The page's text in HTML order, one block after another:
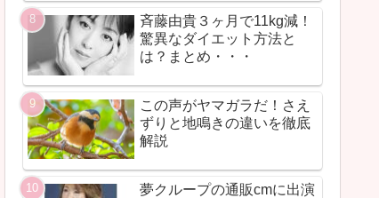
斉藤由貴３ヶ月で11kg減！
驚異なダイエット方法と
は？まとめ・・・
この声がヤマガラだ！さえ
ずりと地鳴きの違いを徹底
解説
夢クループの通販cmに出演